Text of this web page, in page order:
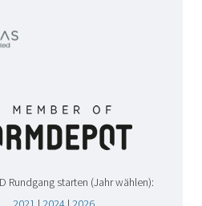
Rundgang starten (Jahr wählen):